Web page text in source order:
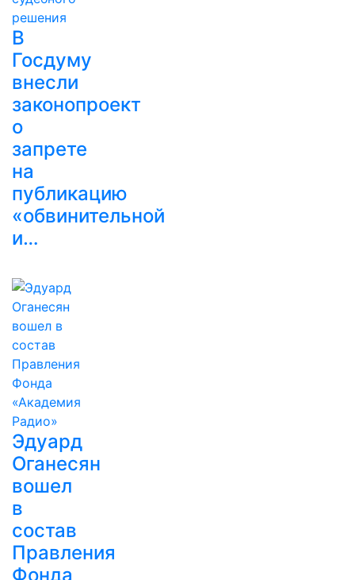
В
Госдуму
внесли
законопроект
о
запрете
на
публикацию
«обвинительной
и…
Эдуард
Оганесян
вошел
в
состав
Правления
Фонда